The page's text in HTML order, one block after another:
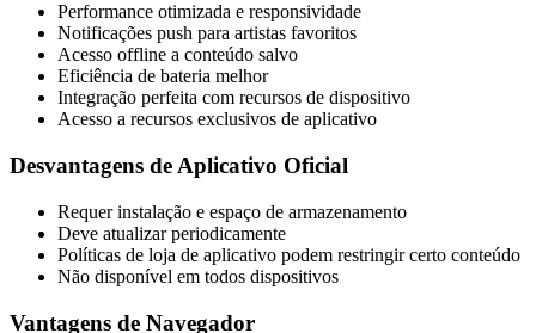
Performance otimizada e responsividade
Notificações push para artistas favoritos
Acesso offline a conteúdo salvo
Eficiência de bateria melhor
Integração perfeita com recursos de dispositivo
Acesso a recursos exclusivos de aplicativo
Desvantagens de Aplicativo Oficial
Requer instalação e espaço de armazenamento
Deve atualizar periodicamente
Políticas de loja de aplicativo podem restringir certo conteúdo
Não disponível em todos dispositivos
Vantagens de Navegador